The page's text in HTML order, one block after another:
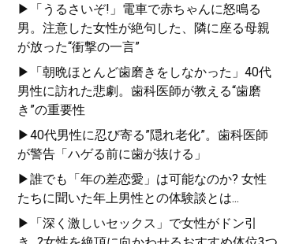
▶「うるさいぞ!」電車で赤ちゃんに怒鳴る
男。注意した女性が絶句した、隣に座る母親
が放った“衝撃の一言”
▶「朝晩ほとんど歯磨きをしなかった」40代
男性に訪れた悲劇。歯科医師が教える“歯磨
き”の重要性
▶40代男性に忍び寄る”隠れ老化”。歯科医師
が警告「ハゲる前に歯が抜ける」
▶誰でも「年の差恋愛」は可能なのか? 女性
たちに聞いた年上男性との体験談とは...
▶「深く激しいセックス」で女性がドン引